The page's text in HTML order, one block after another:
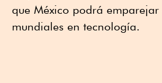
que México podrá
mundiales en tecnología.